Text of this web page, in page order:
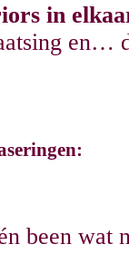
in
en…
been wat